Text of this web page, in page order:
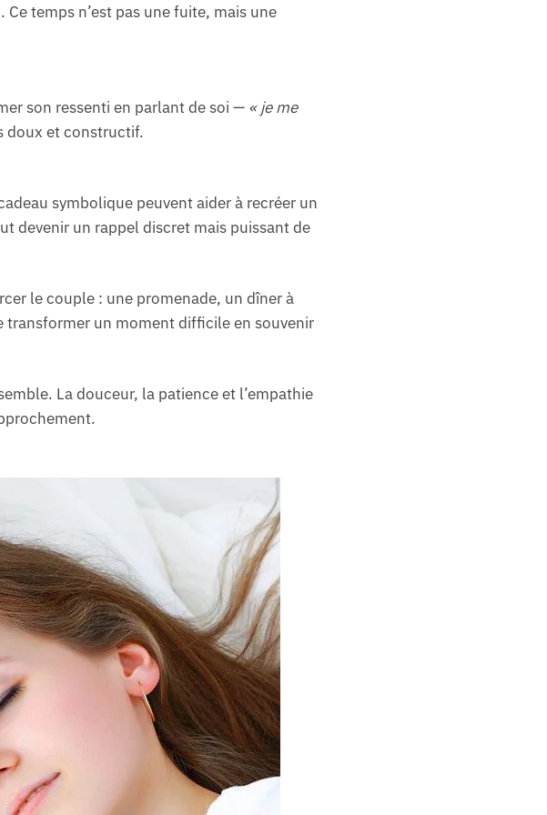
temps n’est pas une fuite, mais une
son ressenti en parlant de soi — « je me
doux et constructif.
symbolique peuvent aider à recréer un
devenir un rappel discret mais puissant de
le couple : une promenade, un dîner à
un moment difficile en souvenir
La douceur, la patience et l’empathie